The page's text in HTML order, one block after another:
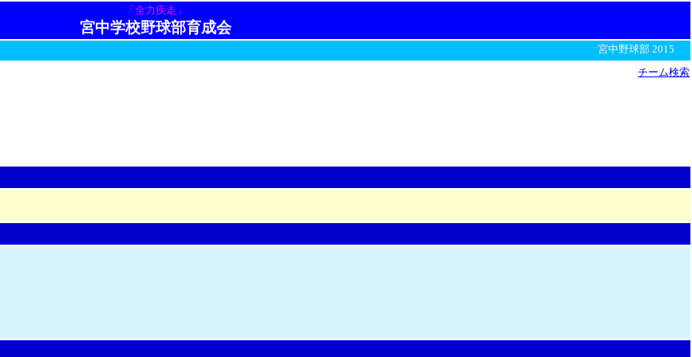
「全力疾走」
宮中学校野球部育成会
宮中野球部 2015
チーム検索